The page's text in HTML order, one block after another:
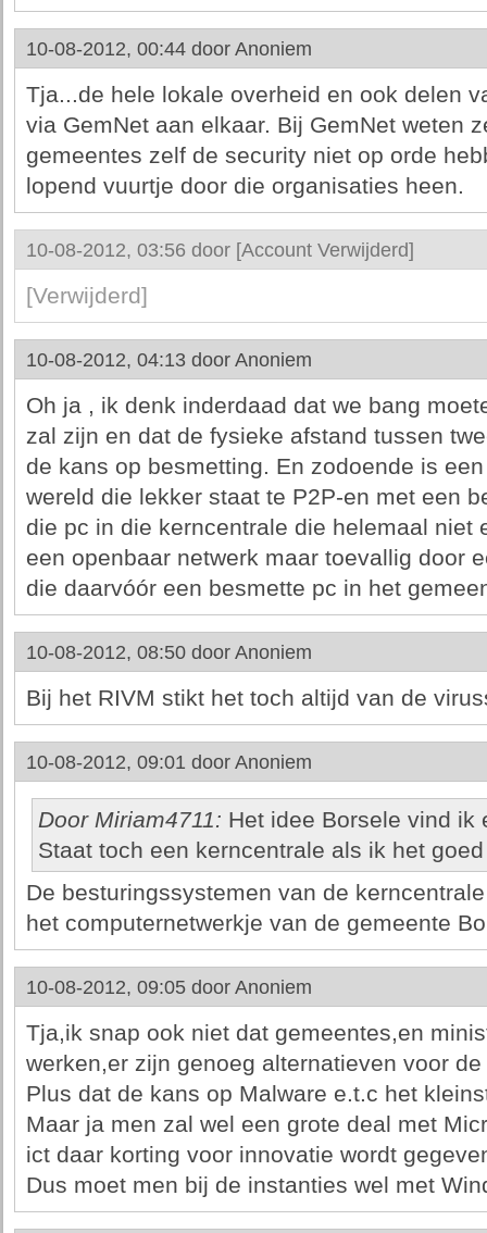
10-08-2012, 00:44 door Anoniem
Tja...de hele lokale overheid en ook delen
via GemNet aan elkaar. Bij GemNet weten
gemeentes zelf de security niet op orde
lopend vuurtje door die organisaties heen.
10-08-2012, 03:56 door [Account Verwijderd]
[Verwijderd]
10-08-2012, 04:13 door Anoniem
Oh ja , ik denk inderdaad dat we bang
zal zijn en dat de fysieke afstand tussen
de kans op besmetting. En zodoende is
wereld die lekker staat te P2P-en met een
die pc in die kerncentrale die helemaal niet
een openbaar netwerk maar toevallig door
die daarvóór een besmette pc in het
10-08-2012, 08:50 door Anoniem
Bij het RIVM stikt het toch altijd van de
10-08-2012, 09:01 door Anoniem
Door Miriam4711: Het idee Borsele vind ik
Staat toch een kerncentrale als ik het
De besturingssystemen van de
het computernetwerkje van de gemeente
10-08-2012, 09:05 door Anoniem
Tja,ik snap ook niet dat gemeentes,en
werken,er zijn genoeg alternatieven voor
Plus dat de kans op Malware e.t.c het
Maar ja men zal wel een grote deal met
ict daar korting voor innovatie wordt
Dus moet men bij de instanties wel met